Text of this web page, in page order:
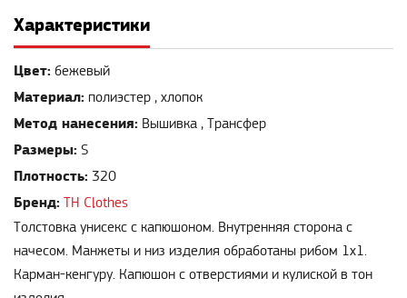
Характеристики
Цвет: бежевый
Материал: полиэстер , хлопок
Метод нанесения: Вышивка , Трансфер
Размеры: S
Плотность: 320
Бренд: TH Clothes
Толстовка унисекс с капюшоном. Внутренняя сторона с
начесом. Манжеты и низ изделия обработаны рибом 1х1.
Карман-кенгуру. Капюшон с отверстиями и кулиской в тон